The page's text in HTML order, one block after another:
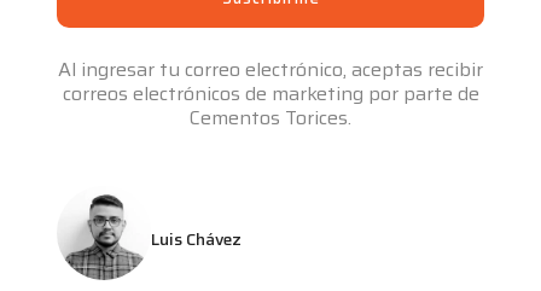
Al ingresar tu correo electrónico, aceptas recibir
correos electrónicos de marketing por parte de
Cementos Torices.
Luis Chávez